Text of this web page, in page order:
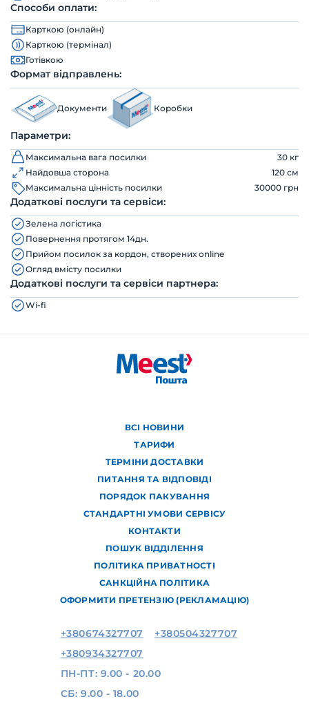
Способи оплати:
Карткою (онлайн)
Карткою (термінал)
Готівкою
Формат відправлень:
Документи Коробки
Параметри:
Максимальна вага посилки
30 кг
Найдовша сторона
120 см
Максимальна цінність посилки
30000 грн
Додаткові послуги та сервіси:
Зелена логістика
Повернення протягом 14дн.
Прийом посилок за кордон, створених online
Огляд вмісту посилки
Додаткові послуги та сервіси партнера:
Wi-fi
ВСІ НОВИНИ
ТАРИФИ
ТЕРМІНИ ДОСТАВКИ
ПИТАННЯ ТА ВІДПОВІДІ
ПОРЯДОК ПАКУВАННЯ
СТАНДАРТНІ УМОВИ СЕРВІСУ
КОНТАКТИ
ПОШУК ВІДДІЛЕННЯ
ПОЛІТИКА ПРИВАТНОСТІ
САНКЦІЙНА ПОЛІТИКА
ОФОРМИТИ ПРЕТЕНЗІЮ (РЕКЛАМАЦІЮ)
+380674327707
+380504327707
+380934327707
ПН-ПТ: 9.00 - 20.00
СБ: 9.00 - 18.00